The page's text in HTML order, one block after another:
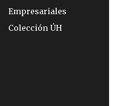
Empresariales
Colección ÚH